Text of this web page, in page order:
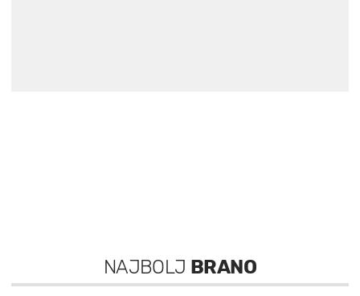
NAJBOLJ BRANO